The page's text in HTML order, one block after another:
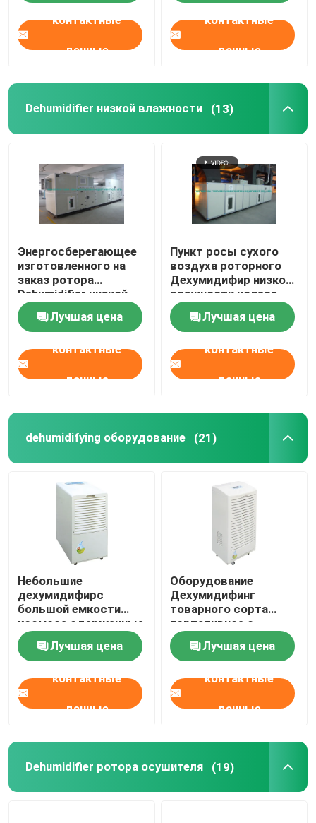
контактные
данные
контактные
данные
Dehumidifier низкой влажности (13)
Энергосберегающее
изготовленного на
заказ ротора
Dehumidifier низкой
влажности
осушителя
промышленное
Лучшая цена
контактные
данные
Пункт росы сухого
воздуха роторного
Дехумидифир низкой
влажности колеса
супер < -45 к
Лучшая цена
контактные
данные
dehumidifying оборудование (21)
Небольшие
дехумидифирс
большой емкости
космоса сдержанные
для быстрой и легкой
установкиЛучшая цена
контактные
данные
Оборудование
Дехумидифинг
товарного сорта
портативное с
дисплеем СИД 130Л/
днем Лучшая цена
контактные
данные
Dehumidifier ротора осушителя (19)